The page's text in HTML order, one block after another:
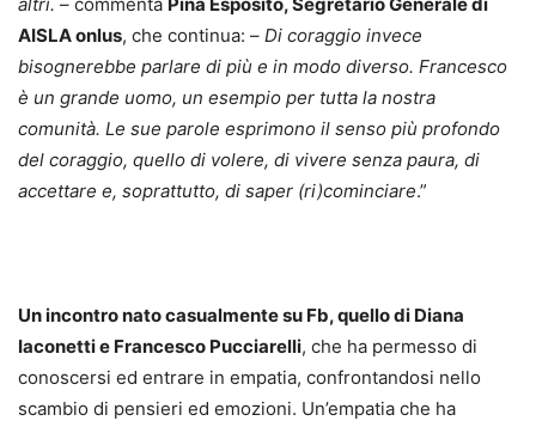
AISLA onlus, che continua: – Di coraggio invece
bisognerebbe parlare di più e in modo diverso. Francesco
è un grande uomo, un esempio per tutta la nostra
comunità. Le sue parole esprimono il senso più profondo
del coraggio, quello di volere, di vivere senza paura, di
accettare e, soprattutto, di saper (ri)cominciare.”
Un incontro nato casualmente su Fb, quello di Diana
Iaconetti e Francesco Pucciarelli, che ha permesso di
conoscersi ed entrare in empatia, confrontandosi nello
scambio di pensieri ed emozioni. Un’empatia che ha